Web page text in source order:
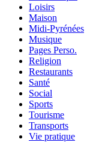
Loisirs
Maison
Midi-Pyrénées
Musique
Pages Perso.
Religion
Restaurants
Santé
Social
Sports
Tourisme
Transports
Vie pratique